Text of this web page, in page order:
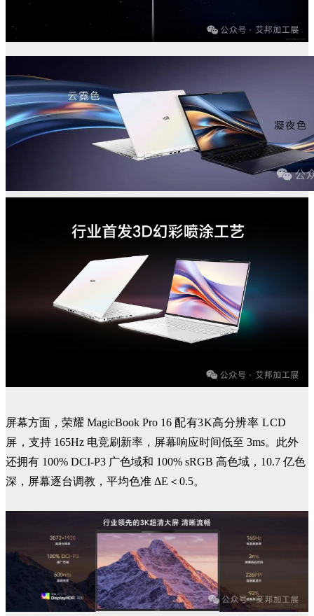
屏幕方面，荣耀 MagicBook Pro 16 配有3K高分辨率 LCD
屏 ，支持 165Hz 电竞刷新率，屏幕响应时间低至 3ms。此外
还拥有 100% DCI-P3 广色域和 100% sRGB 高色域，10.7 亿色
深，屏幕逐台调教，平均色准 ΔE＜0.5。